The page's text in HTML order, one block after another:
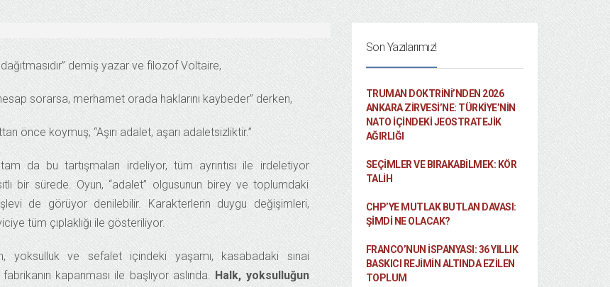
demiş yazar ve filozof Voltaire,
sorarsa, merhamet orada haklarını kaybeder” derken,
önce koymuş; “Aşırı adalet, aşarı adaletsizliktir.”
da bu tartışmaları irdeliyor, tüm ayrıntısı ile irdeletiyor
bir sürede. Oyun, “adalet” olgusunun birey ve toplumdaki
de görüyor denilebilir. Karakterlerin duygu değişimleri,
tüm çıplaklığı ile gösteriliyor.
yoksulluk ve sefalet içindeki yaşamı, kasabadaki sınai
kapanması ile başlıyor aslında. Halk, yoksulluğun
Son Yazılarımız!
TRUMAN DOKTRINI’NDEN 2026
ANKARA ZIRVESI’NE: TÜRKIYE’NIN
NATO İÇINDEKI JEOSTRATEJIK
AĞIRLIĞI
SEÇIMLER VE BIRAKABILMEK: KÖR
TALIH
CHP’YE MUTLAK BUTLAN DAVASI:
ŞİMDİ NE OLACAK?
FRANCO’NUN İSPANYASI: 36 YILLIK
BASKICI REJIMIN ALTINDA EZILEN
TOPLUM